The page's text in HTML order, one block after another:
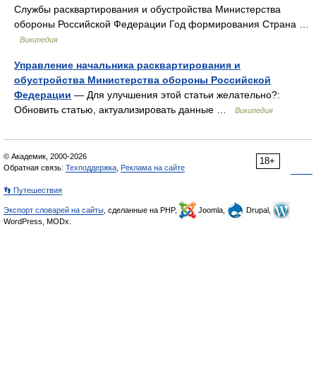
Службы расквартирования и обустройства Министерства
обороны Российской Федерации Год формирования Страна …
Википедия
Управление начальника расквартирования и
обустройства Министерства обороны Российской
Федерации — Для улучшения этой статьи желательно?:
Обновить статью, актуализировать данные …
Википедия
18+
© Академик, 2000-2026
Обратная связь: Техподдержка Реклама на сайте
👣 Путешествия
Экспорт словарей на сайты , сделанные на PHP, Joomla,
Drupal,
WordPress, MODx.